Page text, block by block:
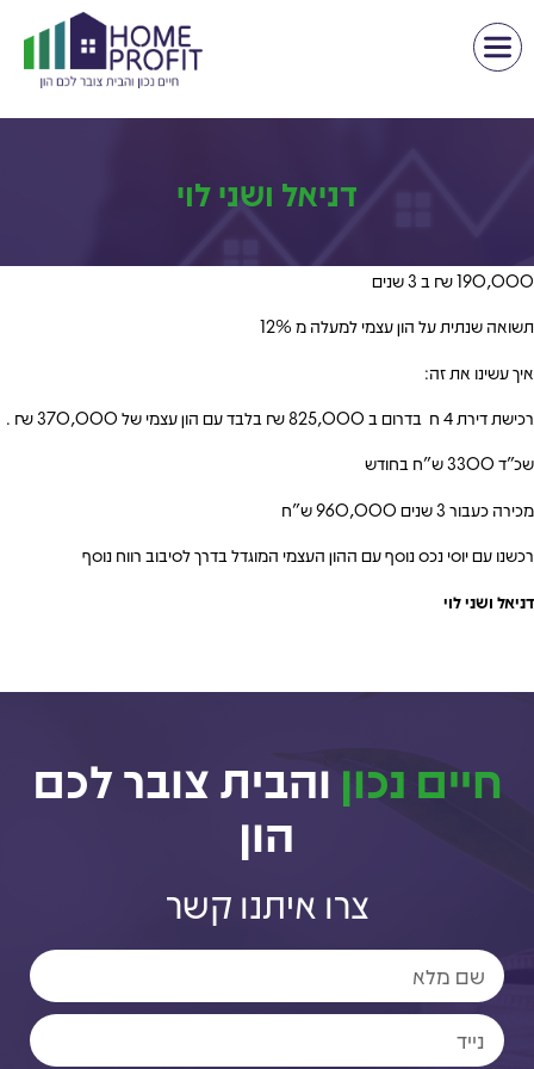
דניאל ושני לוי
190,000 ₪ ב 3 שנים
תשואה שנתית על הון עצמי למעלה מ 12%
איך עשינו את זה:
רכישת דירת 4 ח בדרום ב 825,000 ₪ בלבד עם הון עצמי של 370,000 ₪ .
שכ”ד 3300 ש”ח בחודש
מכירה כעבור 3 שנים 960,000 ש”ח
רכשנו עם יוסי נכס נוסף עם ההון העצמי המוגדל בדרך לסיבוב רווח נוסף
דניאל ושני לוי
חיים נכון והבית צובר לכם
הון
צרו איתנו קשר